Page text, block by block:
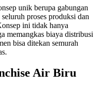
unik berupa gabungan
proses produksi dan
ini tidak hanya
memangkas biaya distribusi
bisa ditekan semurah
Air Biru